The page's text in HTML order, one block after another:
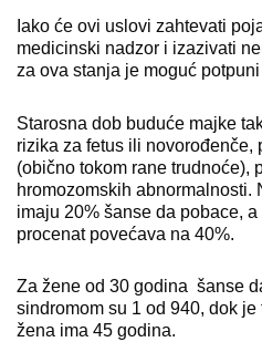
Iako će ovi uslovi zahtevati
medicinski nadzor i izazivati
za ova stanja je moguć
Starosna dob buduće majke
rizika za fetus ili novorođenče,
(obično tokom rane trudnoće),
hromozomskih abnormalnosti.
imaju 20% šanse da pobace,
procenat povećava na 40%.
Za žene od 30 godina šanse
sindromom su 1 od 940, dok
žena ima 45 godina.